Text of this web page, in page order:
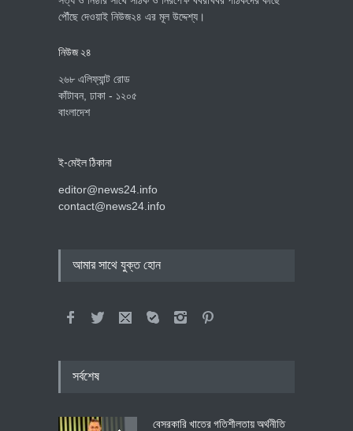
পৌঁছে দেওয়াই নিউজ২৪ এর মূল উদ্দেশ্য।
নিউজ ২৪
২৬৮ এলিফ্যান্ট রোড
কাঁটাবন, ঢাকা - ১২০৫
বাংলাদেশ
ই-মেইল ঠিকানা
editor@news24.info
contact@news24.info
আমার সাথে যুক্ত হোন
সর্বশেষ
বেসরকারি খাতের গতিশীলতায় অর্থনীতি